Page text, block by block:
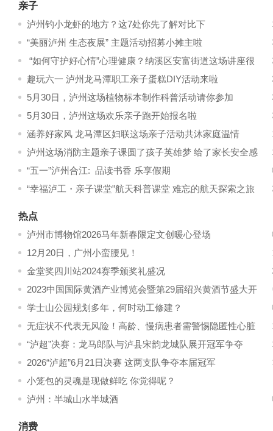
亲子
泸州钓小龙虾的地方？这7处你先了解对比下
“美丽泸州 生态夜展” 主题活动招募小摊主啦
“如何守护好心情”心理健康？纳溪区安富街道这场讲座很
生动
趣玩六一 泸州龙马潭职工亲子蛋糕DIY活动来啦
5月30日，泸州这场植物标本制作科普活动请你参加
5月30日，泸州这场欢乐亲子跑开始报名啦
涵养好家风 龙马潭区妇联这场亲子活动共沐家庭温情
泸州这场消防主题亲子课圆了孩子英雄梦 给了家长安全感
“五一”泸州合江: 品读书香 乐享假期
“幸福泸工・亲子课堂”航天科普课堂 难忘的航天探索之旅
热点
泸州市博物馆2026马年新春限定文创暖心登场
12月20日，广州小蛮腰见！
金堂奖四川站2024赛季颁奖礼盛况
2023中国国际黄酒产业博览会暨第29届绍兴黄酒节盛大开
幕
学士山公园规划多年，何时动工修建？
无症状不代表无风险！高龄、慢病患者需警惕隐匿性心脏
疾病
“泸超”决赛：龙马郎队与泸县宋韵龙城队展开冠军争夺
2026“泸超”6月21日决赛 这两支队争夺本届冠军
小笼包的灵魂是现做鲜吃 你觉得呢？
泸州：半城山水半城酒
消费